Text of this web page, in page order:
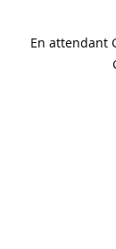
En attendant